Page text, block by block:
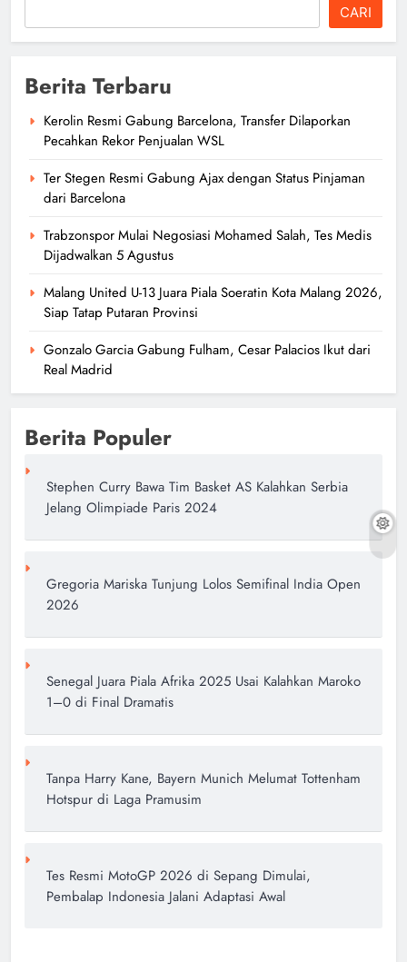
CARI
Berita Terbaru
Kerolin Resmi Gabung Barcelona, Transfer Dilaporkan
Pecahkan Rekor Penjualan WSL
Ter Stegen Resmi Gabung Ajax dengan Status Pinjaman
dari Barcelona
Trabzonspor Mulai Negosiasi Mohamed Salah, Tes Medis
Dijadwalkan 5 Agustus
Malang United U-13 Juara Piala Soeratin Kota Malang 2026,
Siap Tatap Putaran Provinsi
Gonzalo Garcia Gabung Fulham, Cesar Palacios Ikut dari
Real Madrid
Berita Populer
Stephen Curry Bawa Tim Basket AS Kalahkan Serbia
Jelang Olimpiade Paris 2024
Gregoria Mariska Tunjung Lolos Semifinal India Open
2026
Senegal Juara Piala Afrika 2025 Usai Kalahkan Maroko
1–0 di Final Dramatis
Tanpa Harry Kane, Bayern Munich Melumat Tottenham
Hotspur di Laga Pramusim
Tes Resmi MotoGP 2026 di Sepang Dimulai,
Pembalap Indonesia Jalani Adaptasi Awal